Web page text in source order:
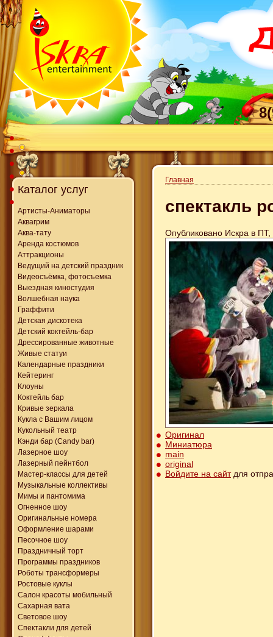
Каталог услуг
Артисты-Аниматоры
Аквагрим
Аква-тату
Аренда костюмов
Аттракционы
Ведущий на детский праздник
Видеосъёмка, фотосъемка
Выездная киностудия
Волшебная наука
Граффити
Детская дискотека
Детский коктейль-бар
Дрессированные животные
Живые статуи
Календарные праздники
Кейтеринг
Клоуны
Коктейль бар
Кривые зеркала
Кукла с Вашим лицом
Кукольный театр
Кэнди бар (Candy bar)
Лазерное шоу
Лазерный пейнтбол
Мастер-классы для детей
Музыкальные коллективы
Мимы и пантомима
Огненное шоу
Оригинальные номера
Оформление шарами
Песочное шоу
Праздничный торт
Программы праздников
Роботы трансформеры
Ростовые куклы
Салон красоты мобильный
Сахарная вата
Световое шоу
Спектакли для детей
Главная
спектакль
Опубликовано Искра в
Оригинал
Миниатюра
main
original
Войдите на сайтдля